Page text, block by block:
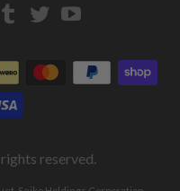
Strapcode
Strapcode
Tumblr
Strapcode
TwitterYouTube
reserved.